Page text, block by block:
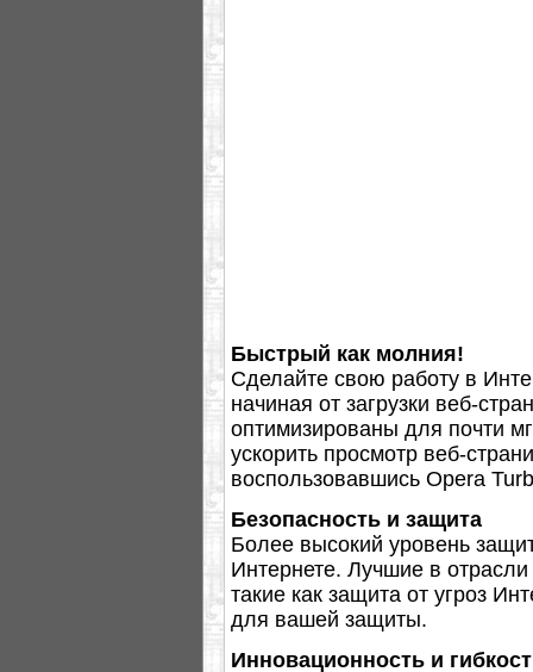
Быстрый как молния!
Сделайте свою работу в
начиная от загрузки веб-
оптимизированы для почти
ускорить просмотр веб-
воспользовавшись Opera
Безопасность и защита
Более высокий уровень
Интернете. Лучшие в
такие как защита от угроз
для вашей защиты.
Инновационность и